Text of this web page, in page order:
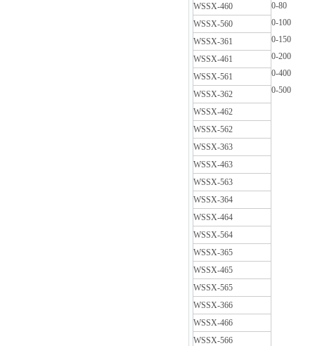
0-80
0-100
0-150
0-200
0-400
0-500
WSSX-460
WSSX-560
WSSX-361
WSSX-461
WSSX-561
WSSX-362
WSSX-462
WSSX-562
WSSX-363
WSSX-463
WSSX-563
WSSX-364
WSSX-464
WSSX-564
WSSX-365
WSSX-465
WSSX-565
WSSX-366
WSSX-466
WSSX-566